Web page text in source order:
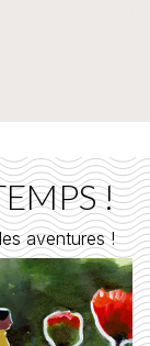
!
aventures !